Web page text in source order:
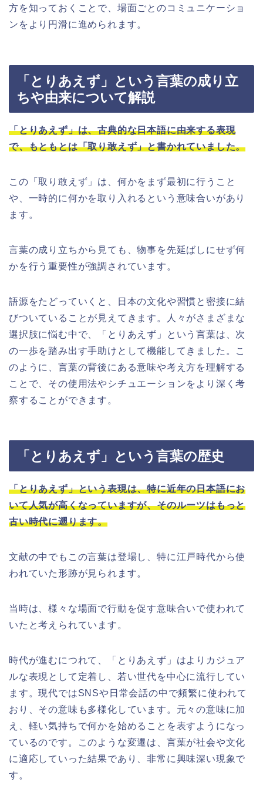
方を知っておくことで、場面ごとのコミュニケーショ
ンをより円滑に進められます。
「とりあえず」という言葉の成り立
ちや由来について解説
「とりあえず」は、古典的な日本語に由来する表現
で、もともとは「取り敢えず」と書かれていました。
この「取り敢えず」は、何かをまず最初に行うこと
や、一時的に何かを取り入れるという意味合いがあり
ます。
言葉の成り立ちから見ても、物事を先延ばしにせず何
かを行う重要性が強調されています。
語源をたどっていくと、日本の文化や習慣と密接に結
びついていることが見えてきます。人々がさまざまな
選択肢に悩む中で、「とりあえず」という言葉は、次
の一歩を踏み出す手助けとして機能してきました。こ
のように、言葉の背後にある意味や考え方を理解する
ことで、その使用法やシチュエーションをより深く考
察することができます。
「とりあえず」という言葉の歴史
「とりあえず」という表現は、特に近年の日本語にお
いて人気が高くなっていますが、そのルーツはもっと
古い時代に遡ります。
文献の中でもこの言葉は登場し、特に江戸時代から使
われていた形跡が見られます。
当時は、様々な場面で行動を促す意味合いで使われて
いたと考えられています。
時代が進むにつれて、「とりあえず」はよりカジュア
ルな表現として定着し、若い世代を中心に流行してい
ます。現代ではSNSや日常会話の中で頻繁に使われて
おり、その意味も多様化しています。元々の意味に加
え、軽い気持ちで何かを始めることを表すようになっ
ているのです。このような変遷は、言葉が社会や文化
に適応していった結果であり、非常に興味深い現象で
す。